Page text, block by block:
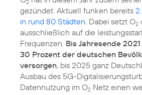
2
gezündet. Aktuell funken bereits
in rund 80 Städten . Dabei setzt O2
ausschließlich auf die
Frequenzen. Bis Jahresende
30 Prozent der deutschen
versorgen, bis 2025 ganz
Ausbau des 5G-
Datennutzung im O2 Netz einen